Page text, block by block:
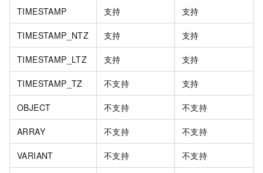
TIMESTAMP 支持 支持
TIMESTAMP_NTZ 支持 支持
TIMESTAMP_LTZ 支持 支持
TIMESTAMP_TZ 不支持 支持
OBJECT 不支持 不支持
ARRAY 不支持 不支持
VARIANT 不支持 不支持